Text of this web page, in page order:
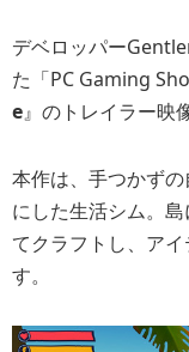
デベロッパー
た「PC Gaming
e』のトレイラー映
本作は、手つかず
にした生活シム。
てクラフトし、ア
す。